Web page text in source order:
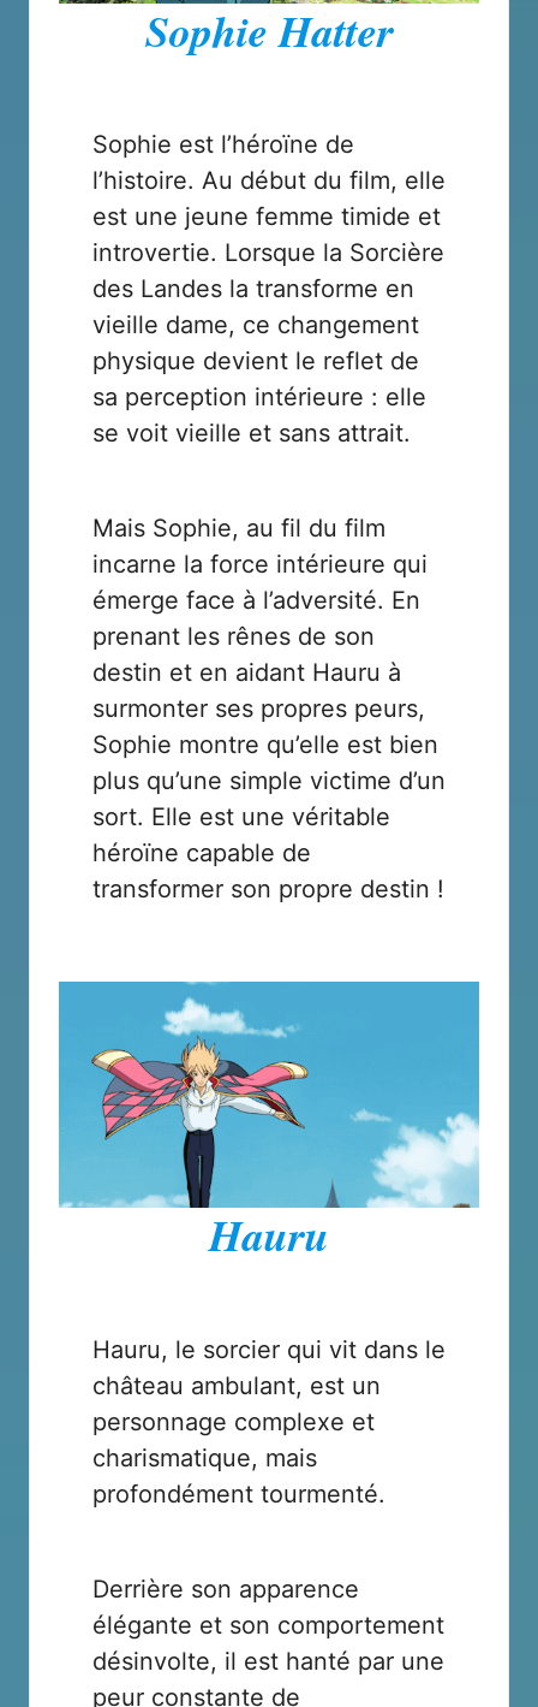
Sophie Hatter
Sophie est l’héroïne de
l’histoire. Au début du film, elle
est une jeune femme timide et
introvertie. Lorsque la Sorcière
des Landes la transforme en
vieille dame, ce changement
physique devient le reflet de
sa perception intérieure : elle
se voit vieille et sans attrait.
Mais Sophie, au fil du film
incarne la force intérieure qui
émerge face à l’adversité. En
prenant les rênes de son
destin et en aidant Hauru à
surmonter ses propres peurs,
Sophie montre qu’elle est bien
plus qu’une simple victime d’un
sort. Elle est une véritable
héroïne capable de
transformer son propre destin !
Hauru
Hauru, le sorcier qui vit dans le
château ambulant, est un
personnage complexe et
charismatique, mais
profondément tourmenté.
Derrière son apparence
élégante et son comportement
désinvolte, il est hanté par une
peur constante de